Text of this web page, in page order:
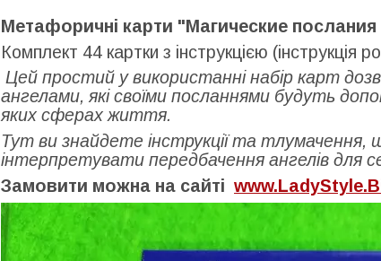
Метафоричні карти "Магические
Комплект 44 картки з інструкцією (інструкція
Цей простий у використанні набір карт
ангелами, які своїми посланнями будуть
яких сферах життя.
Тут ви знайдете інструкції та тлумачення,
інтерпретувати передбачення ангелів для
Замовити можна на сайті